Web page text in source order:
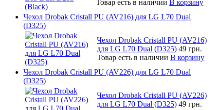
Товар есть в наличии В корзину
Чехол Drobak Cristall PU (AV216) для LG L70 Dual
(D325)
Чехол Drobak Cristall PU (AV216)
для LG L70 Dual (D325) 49 грн.
Товар есть в наличии В корзину
Чехол Drobak Cristall PU (AV226) для LG L70 Dual
(D325)
Чехол Drobak Cristall PU (AV226)
для LG L70 Dual (D325) 49 грн.